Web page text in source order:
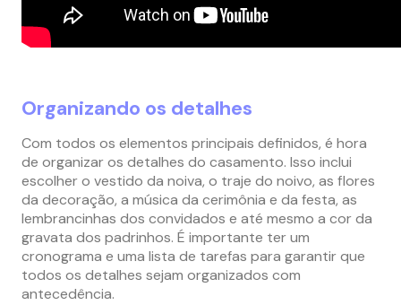
Organizando os detalhes
Com todos os elementos principais definidos, é hora
de organizar os detalhes do casamento. Isso inclui
escolher o vestido da noiva, o traje do noivo, as flores
da decoração, a música da cerimônia e da festa, as
lembrancinhas dos convidados e até mesmo a cor da
gravata dos padrinhos. É importante ter um
cronograma e uma lista de tarefas para garantir que
todos os detalhes sejam organizados com
antecedência.